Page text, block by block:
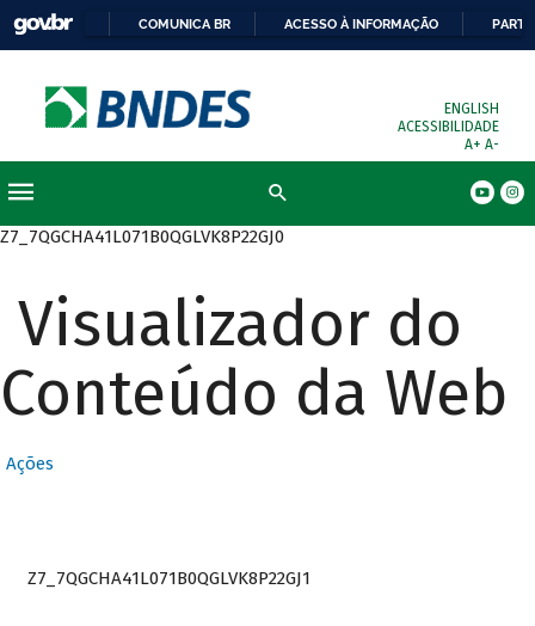
COMUNICA BR ACESSO À INFORMAÇÃO
ENGLISH
ACESSIBILIDADE
A+ A-
Z7_7QGCHA41L071B0QGLVK8P22GJ0
Visualizador do
Conteúdo da Web
Ações
Z7_7QGCHA41L071B0QGLVK8P22GJ1